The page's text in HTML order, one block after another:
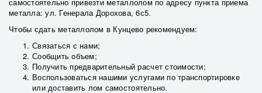
металла: ул. Генерала Дорохова, 6с5.
Чтобы сдать металлолом в Кунцево рекомендуем:
Связаться с нами;
Сообщить объем;
Получить предварительный расчет стоимости;
Воспользоваться нашими услугами по транспортировке
или доставить лом самостоятельно.